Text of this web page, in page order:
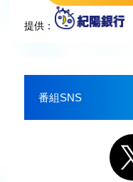
提供：
番組SNS